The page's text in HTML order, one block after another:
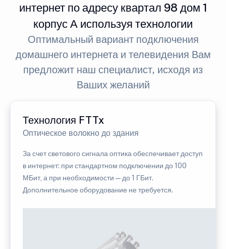
интернет по адресу квартал 98 дом 1
корпус А используя технологии
Оптимальный вариант подключения
домашнего интернета и телевидения Вам
предложит наш специалист, исходя из
Ваших желаний
Технология FTTx
Оптическое волокно до здания
За счет светового сигнала оптика обеспечивает доступ
в интернет: при стандартном подключении до 100
МБит, а при необходимости — до 1 ГБит.
Дополнительное оборудование не требуется.